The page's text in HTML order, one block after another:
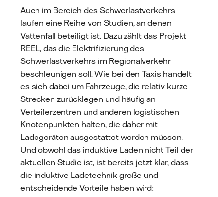
Auch im Bereich des Schwerlastverkehrs
laufen eine Reihe von Studien, an denen
Vattenfall beteiligt ist. Dazu zählt das Projekt
REEL, das die Elektrifizierung des
Schwerlastverkehrs im Regionalverkehr
beschleunigen soll. Wie bei den Taxis handelt
es sich dabei um Fahrzeuge, die relativ kurze
Strecken zurücklegen und häufig an
Verteilerzentren und anderen logistischen
Knotenpunkten halten, die daher mit
Ladegeräten ausgestattet werden müssen.
Und obwohl das induktive Laden nicht Teil der
aktuellen Studie ist, ist bereits jetzt klar, dass
die induktive Ladetechnik große und
entscheidende Vorteile haben wird: